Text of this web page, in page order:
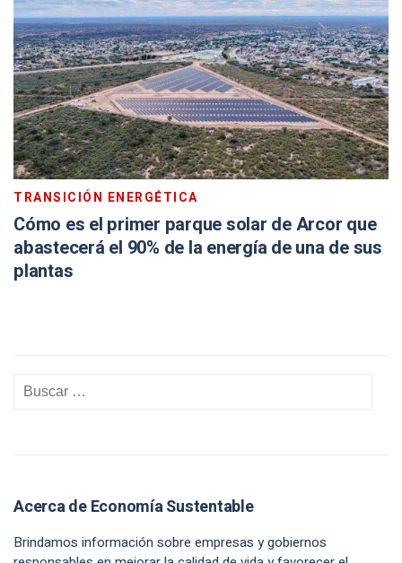
TRANSICIÓN ENERGÉTICA
Cómo es el primer parque solar de Arcor que
abastecerá el 90% de la energía de una de sus
plantas
Acerca de Economía Sustentable
Brindamos información sobre empresas y gobiernos